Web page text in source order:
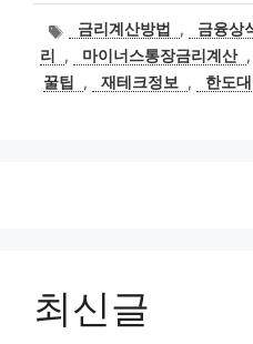
태
그
금리계산방법 , 금융상
리
, 마이너스통장금리계산 ,
꿀팁
, 재테크정보 , 한도
최신글